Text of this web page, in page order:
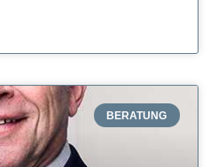
BERATUNG